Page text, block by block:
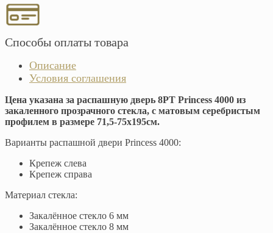
Способы оплаты товара
Описание
Условия соглашения
Цена указана за распашную дверь 8PT Princess 4000 из
закаленного прозрачного стекла, с матовым серебристым
профилем в размере 71,5-75x195см.
Варианты распашной двери Princess 4000:
Крепеж слева
Крепеж справа
Материал стекла:
Закалённое стекло 6 мм
Закалённое стекло 8 мм